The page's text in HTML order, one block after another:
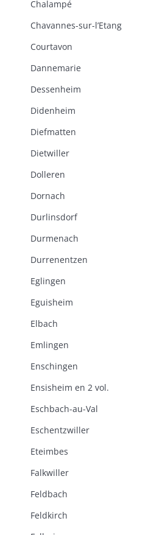
Chalampé
Chavannes-sur-l’Etang
Courtavon
Dannemarie
Dessenheim
Didenheim
Diefmatten
Dietwiller
Dolleren
Dornach
Durlinsdorf
Durmenach
Durrenentzen
Eglingen
Eguisheim
Elbach
Emlingen
Enschingen
Ensisheim en 2 vol.
Eschbach-au-Val
Eschentzwiller
Eteimbes
Falkwiller
Feldbach
Feldkirch